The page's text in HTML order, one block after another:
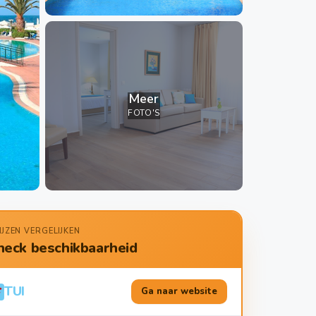
Meer
FOTO'S
VERGELIJKEN
beschikbaarheid
TUI Ga naar website